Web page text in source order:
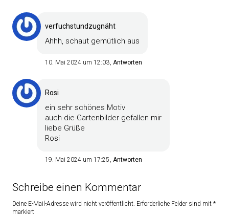
verfuchstundzugnäht
Ahhh, schaut gemütlich aus
10. Mai 2024 um 12:03 Antworten
Rosi
ein sehr schönes Motiv
auch die Gartenbilder gefallen mir
liebe Grüße
Rosi
19. Mai 2024 um 17:25 Antworten
Schreibe einen Kommentar
Deine E-Mail-Adresse wird nicht veröffentlicht. Erforderliche Felder sind mit *
markiert